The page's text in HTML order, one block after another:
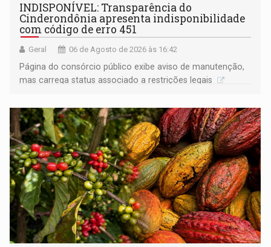
INDISPONÍVEL: Transparência do
Cinderondônia apresenta indisponibilidade
com código de erro 451
Geral 06 de Agosto de 2026 às 16:42
Página do consórcio público exibe aviso de manutenção,
mas carrega status associado a restrições legais